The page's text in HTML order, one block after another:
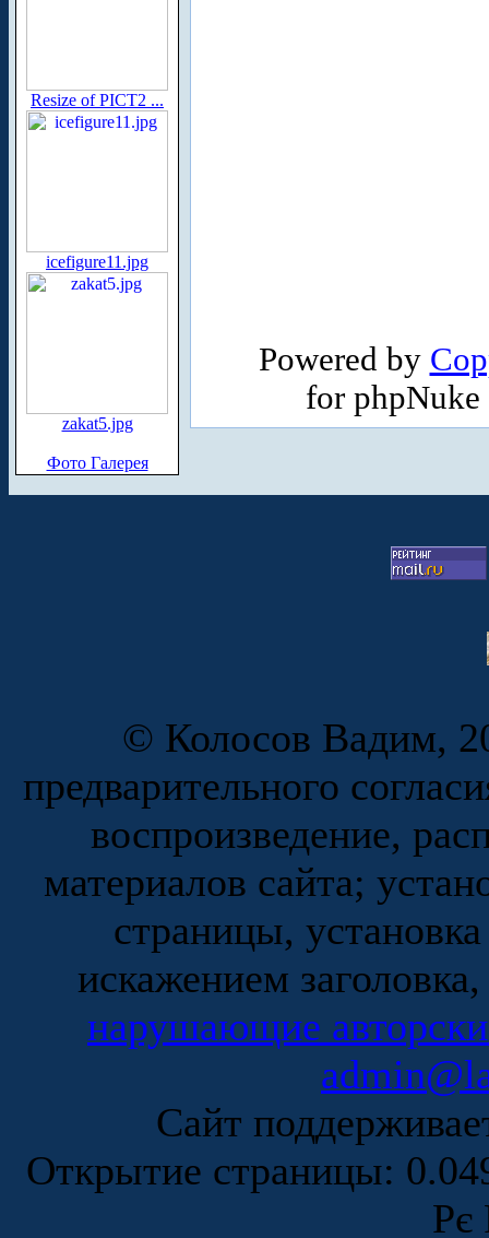
Resize of PICT2 ...
icefigure11.jpg
zakat5.jpg
Фото Галерея
Powered by
for
© Колосов Вадим,
предварительного
воспроизведение,
материалов сайта;
страницы,
искажением
нарушающие
Сайт
Открытие страницы:
Рє